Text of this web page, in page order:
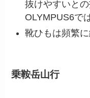
抜けやすいと
OLYMPUS6で
靴ひもは頻繁
乗鞍岳山行